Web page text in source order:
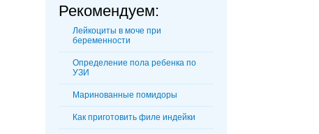
Рекомендуем:
Лейкоциты в моче при
беременности
Определение пола ребенка по
УЗИ
Маринованные помидоры
Как приготовить филе индейки